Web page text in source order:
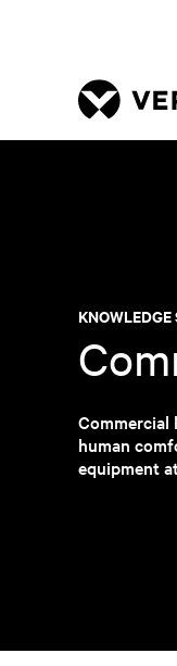
human
equipment